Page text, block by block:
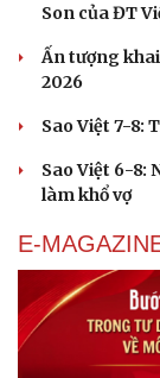
Sân khấu - Điện
Văn học
Âm nhạc
Di sản
Son của ĐT
Ấn tượng
2026
Sao Việt 7-8:
Sao Việt 6-8:
làm khổ vợ
E-